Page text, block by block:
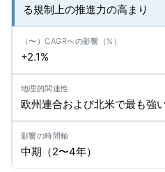
る規制上の推進力の高まり
+2.1%
欧州連合および北米で最も強
中期（2〜4年）